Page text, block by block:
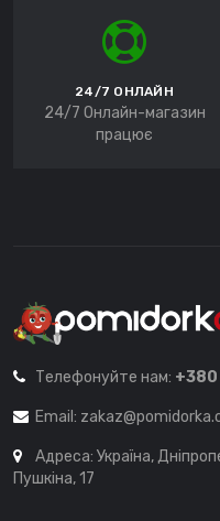
24/7 ОНЛАЙН
24/7 Онлайн-магазин
працює
Телефонуйте нам: +380
Email:
Адреса: Україна,
Пушкіна, 17